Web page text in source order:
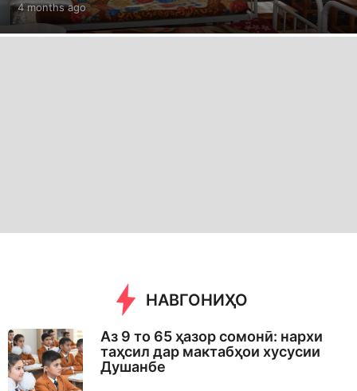
4 months ago4
m
o
НАВГОНИҲО
Аз 9 то 65 ҳазор сомонӣ: нархи
таҳсил дар мактабҳои хусусии
Душанбе